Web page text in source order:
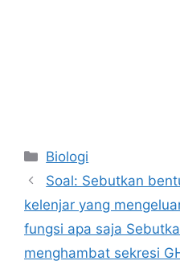
Kategori
Biologi
Soal: Sebutkan
kelenjar yang
fungsi apa saja
menghambat sekresi